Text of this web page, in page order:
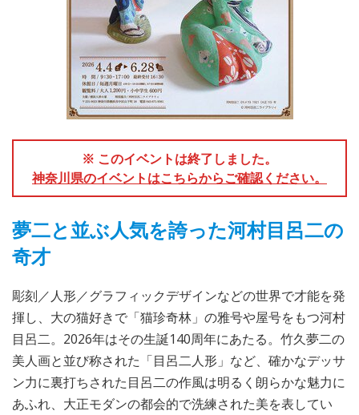
※ このイベントは終了しました。
神奈川県のイベントはこちらからご確認ください。
夢二と並ぶ人気を誇った河村目呂二の
奇才
彫刻／人形／グラフィックデザインなどの世界で才能を発
揮し、大の猫好きで「猫珍奇林」の雅号や屋号をもつ河村
目呂二。2026年はその生誕140周年にあたる。竹久夢二の
美人画と並び称された「目呂二人形」など、確かなデッサ
ン力に裏打ちされた目呂二の作風は明るく朗らかな魅力に
あふれ、大正モダンの都会的で洗練された美を表してい